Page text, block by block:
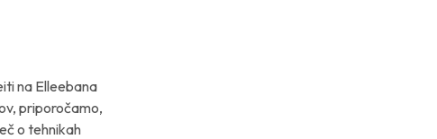
na Elleebana
priporočamo,
o tehnikah